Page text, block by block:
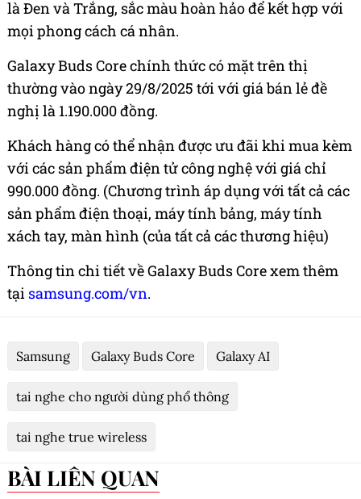
là Đen và Trắng, sắc màu hoàn hảo để kết hợp với
mọi phong cách cá nhân.
Galaxy Buds Core chính thức có mặt trên thị
thường vào ngày 29/8/2025 tới với giá bán lẻ đề
nghị là 1.190.000 đồng.
Khách hàng có thể nhận được ưu đãi khi mua kèm
với các sản phẩm điện tử công nghệ với giá chỉ
990.000 đồng. (Chương trình áp dụng với tất cả các
sản phẩm điện thoại, máy tính bảng, máy tính
xách tay, màn hình (của tất cả các thương hiệu)
Thông tin chi tiết về Galaxy Buds Core xem thêm
tại samsung.com/vn.
Samsung Galaxy Buds Core Galaxy AI
tai nghe cho người dùng phổ thông
tai nghe true wireless
BÀI LIÊN QUAN